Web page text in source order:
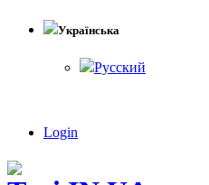
Українська
Русский
Login